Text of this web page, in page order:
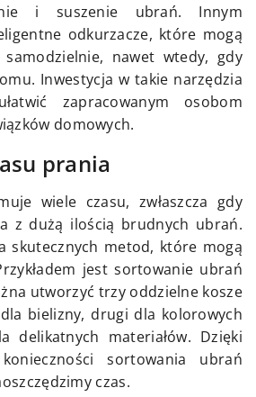
i suszenie ubrań. Innym
odkurzacze, które mogą
samodzielnie, nawet wtedy, gdy
Inwestycja w takie narzędzia
zapracowanym osobom
domowych.
prania
wiele czasu, zwłaszcza gdy
z dużą ilością brudnych ubrań.
skutecznych metod, które mogą
jest sortowanie ubrań
utworzyć trzy oddzielne kosze
bielizny, drugi dla kolorowych
delikatnych materiałów. Dzięki
sortowania ubrań
czas.